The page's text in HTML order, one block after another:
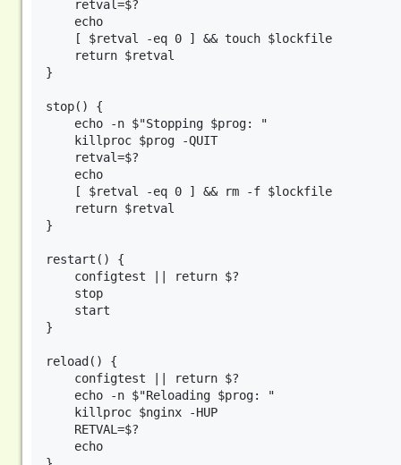
    retval=$?
    echo
    [ $retval -eq 0 ] && touch $lockfile
    return $retval
}
stop() {
    echo -n $"Stopping $prog: "
    killproc $prog -QUIT
    retval=$?
    echo
    [ $retval -eq 0 ] && rm -f $lockfile
    return $retval
}
restart() {
    configtest || return $?
    stop
    start
}
reload() {
    configtest || return $?
    echo -n $"Reloading $prog: "
    killproc $nginx -HUP
    RETVAL=$?
    echo